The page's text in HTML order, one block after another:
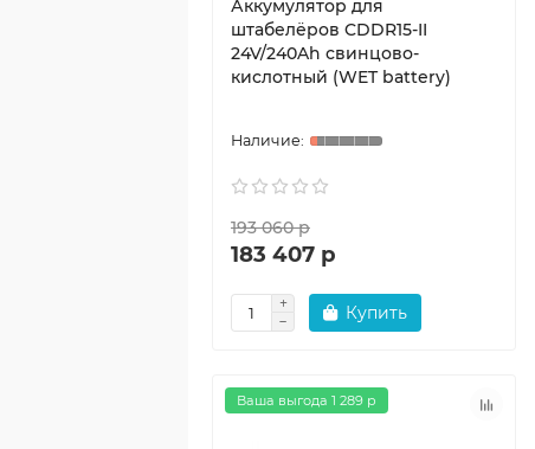
Аккумулятор для
штабелёров CDDR15-II
24V/240Ah свинцово-
кислотный (WET battery)
193 060 р
183 407 р
Купить
Ваша выгода 1 289 р